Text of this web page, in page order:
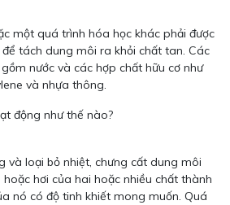
một quá trình hóa học khác phải được
tách dung môi ra khỏi chất tan. Các
nước và các hợp chất hữu cơ như
và nhựa thông.
động như thế nào?
và loại bỏ nhiệt, chưng cất dung môi
hơi của hai hoặc nhiều chất thành
nó có độ tinh khiết mong muốn. Quá